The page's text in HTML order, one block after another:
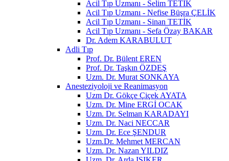
Acil Tıp Uzmanı - Selim TETİK
Acil Tıp Uzmanı - Nefise Büşra ÇELİK
Acil Tıp Uzmanı - Sinan TETİK
Acil Tıp Uzmanı - Sefa Özay BAKAR
Dr. Adem KARABULUT
Adli Tıp
Prof. Dr. Bülent EREN
Prof. Dr. Taşkın ÖZDEŞ
Uzm. Dr. Murat SONKAYA
Anesteziyoloji ve Reanimasyon
Uzm Dr. Gökçe Çiçek AYATA
Uzm. Dr. Mine ERGİ OCAK
Uzm. Dr. Selman KARADAYI
Uzm. Dr. Naci NECCAR
Uzm. Dr. Ece ŞENDUR
Uzm.Dr. Mehmet MERCAN
Uzm. Dr. Nazan YILDIZ